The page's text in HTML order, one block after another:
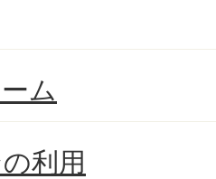
ム
利用